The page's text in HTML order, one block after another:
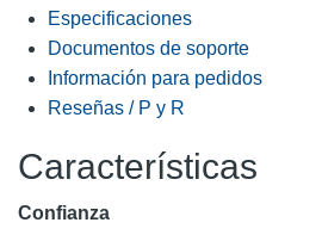
Especificaciones
Documentos de soporte
Información para pedidos
Reseñas / P y R
Características
Confianza